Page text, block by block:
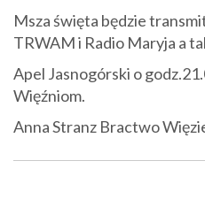
Msza święta będzie
TRWAM i Radio Maryja a
Apel Jasnogórski o
Więźniom.
Anna Stranz Bractwo